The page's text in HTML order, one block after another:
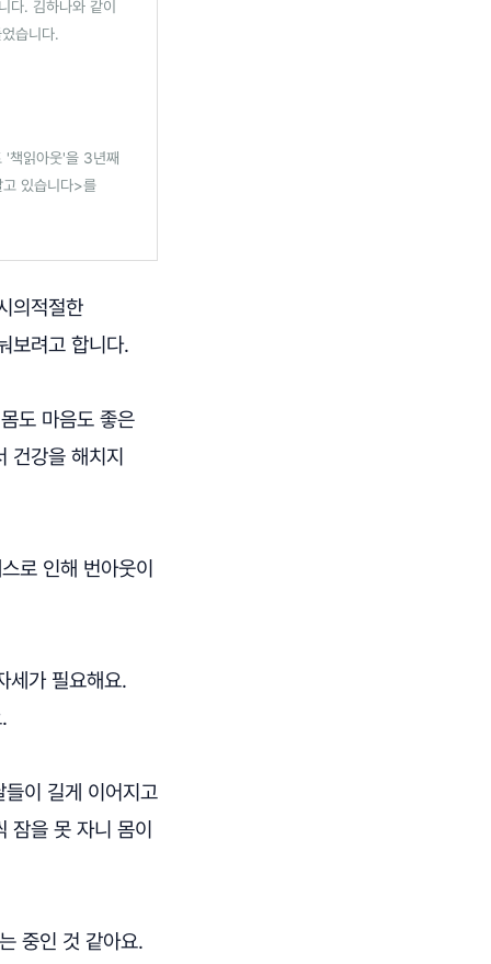
. 김하나와 같이
습니다.
책읽아웃'을 3년째
있습니다>를
의적절한
보려고 합니다.
도 마음도 좋은
건강을 해치지
로 인해 번아웃이
세가 필요해요.
이 길게 이어지고
잠을 못 자니 몸이
중인 것 같아요.